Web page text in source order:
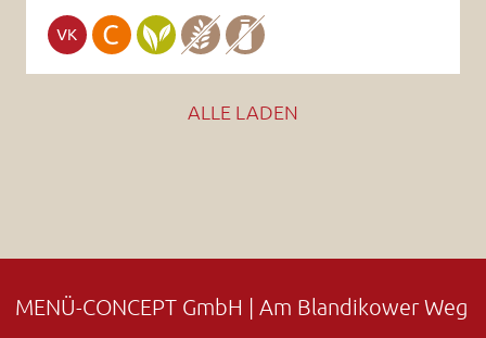
ALLE LADEN
MENÜ-CONCEPT GmbH | Am Blandikower Weg